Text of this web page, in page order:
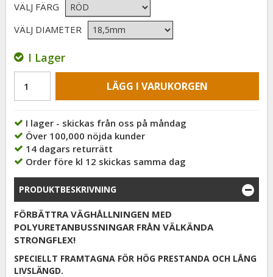
VÄLJ FÄRG
VÄLJ DIAMETER
I Lager
LÄGG I VARUKORGEN
I lager - skickas från oss på måndag
Över 100,000 nöjda kunder
14 dagars returrätt
Order före kl 12 skickas samma dag
PRODUKTBESKRIVNING
FÖRBÄTTRA VÄGHÅLLNINGEN MED
POLYURETANBUSSNINGAR FRÅN VÄLKÄNDA
STRONGFLEX!
SPECIELLT FRAMTAGNA FÖR HÖG PRESTANDA OCH LÅNG
LIVSLÄNGD.